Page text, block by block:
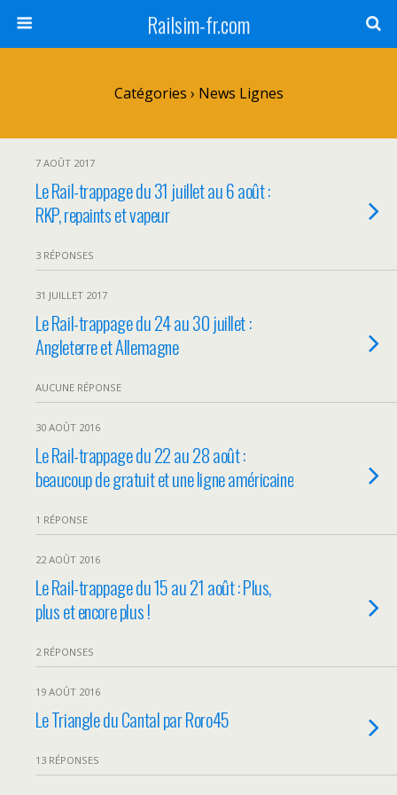
Railsim-fr.com
Catégories › News Lignes
7 AOÛT 2017
Le Rail-trappage du 31 juillet au 6 août :
RKP, repaints et vapeur
3 RÉPONSES
31 JUILLET 2017
Le Rail-trappage du 24 au 30 juillet :
Angleterre et Allemagne
AUCUNE RÉPONSE
30 AOÛT 2016
Le Rail-trappage du 22 au 28 août :
beaucoup de gratuit et une ligne américaine
1 RÉPONSE
22 AOÛT 2016
Le Rail-trappage du 15 au 21 août : Plus,
plus et encore plus !
2 RÉPONSES
19 AOÛT 2016
Le Triangle du Cantal par Roro45
13 RÉPONSES